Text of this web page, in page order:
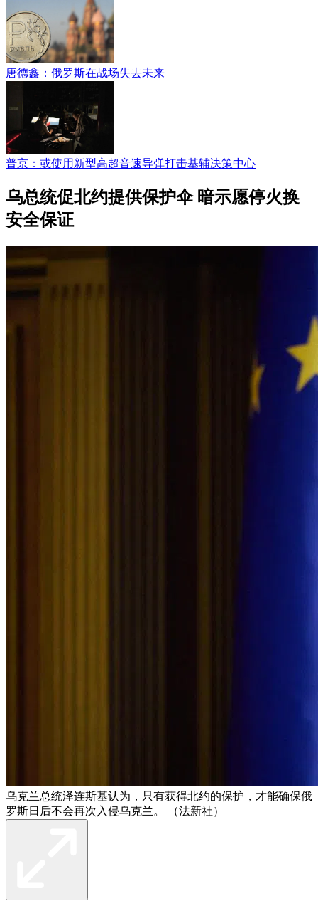
唐德鑫：俄罗斯在战场失去未来
普京：或使用新型高超音速导弹打击基辅决策中心
乌总统促北约提供保护伞 暗示愿停火换
安全保证
乌克兰总统泽连斯基认为，只有获得北约的保护，才能确保俄
罗斯日后不会再次入侵乌克兰。 （法新社）